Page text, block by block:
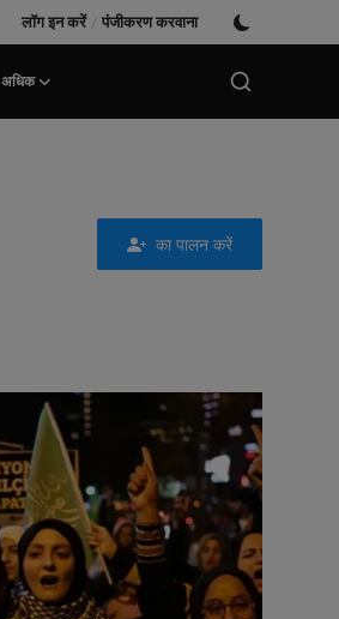
लॉग इन करें/ पंजीकरण करवाना
अधिक
का पालन करें